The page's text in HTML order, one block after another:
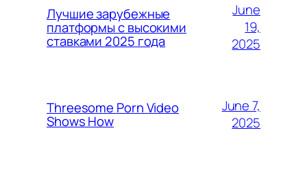
Лучшие зарубежные
платформы с высокими
ставками 2025 года
June
19,
2025
Threesome Porn Video
Shows How
June 7,
2025